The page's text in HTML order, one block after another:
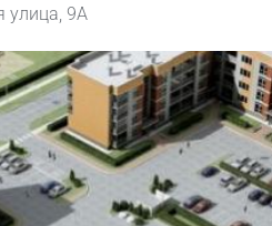
улица, 9А